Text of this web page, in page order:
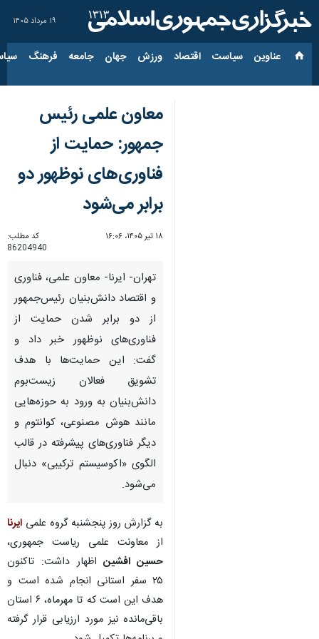
۱۹ مرداد ۱۴۰۵
عناوین‌ سیاست اقتصاد ورزش جهان جامعه فرهنگ
معاون علمی رئیس
جمهور: حمایت از
فناوری‌های نوظهور دو
برابر می‌شود
۱۸ تیر ۱۴۰۵، ۱۶:۰۶
کد مطلب:
86204940
تهران- ایرنا- معاون علمی، فناوری
و اقتصاد دانش‌بنیان رئیس‌جمهور
از دو برابر شدن حمایت از
فناوری‌های نوظهور خبر داد و
گفت: این حمایت‌ها با هدف
تشویق فعالان زیست‌بوم
دانش‌بنیان به ورود به حوزه‌هایی
مانند هوش مصنوعی، کوانتوم و
دیگر فناوری‌های پیشرفته در قالب
الگوی «اکوسیستم ترکیبی» دنبال
می‌شود.
به گزارش روز پنجشنبه گروه علمی ایرنا
از معاونت علمی ریاست جمهوری،
حسین افشیناظهار داشت: تاکنون
۲۵ سفر استانی انجام شده‌ است و
هدف این است که تا مهرماه، ۶ استان
باقی‌مانده نیز مورد ارزیابی قرار گرفته